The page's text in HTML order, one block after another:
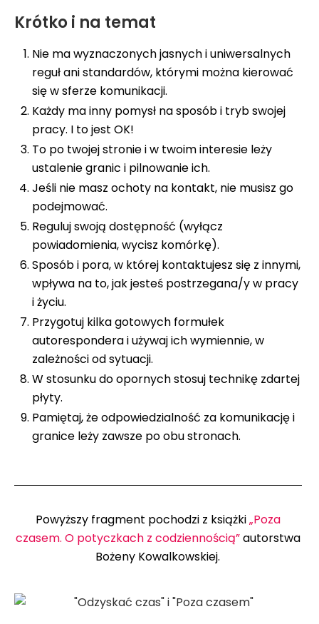
Krótko i na temat
Nie ma wyznaczonych jasnych i uniwersalnych
reguł ani standardów, którymi można kierować
się w sferze komunikacji.
Każdy ma inny pomysł na sposób i tryb swojej
pracy. I to jest OK!
To po twojej stronie i w twoim interesie leży
ustalenie granic i pilnowanie ich.
Jeśli nie masz ochoty na kontakt, nie musisz go
podejmować.
Reguluj swoją dostępność (wyłącz
powiadomienia, wycisz komórkę).
Sposób i pora, w której kontaktujesz się z innymi,
wpływa na to, jak jesteś postrzegana/y w pracy
i życiu.
Przygotuj kilka gotowych formułek
autorespondera i używaj ich wymiennie, w
zależności od sytuacji.
W stosunku do opornych stosuj technikę zdartej
płyty.
Pamiętaj, że odpowiedzialność za komunikację i
granice leży zawsze po obu stronach.
Powyższy fragment pochodzi z książki„Poza
czasem. O potyczkach z codziennością”autorstwa
Bożeny Kowalkowskiej.